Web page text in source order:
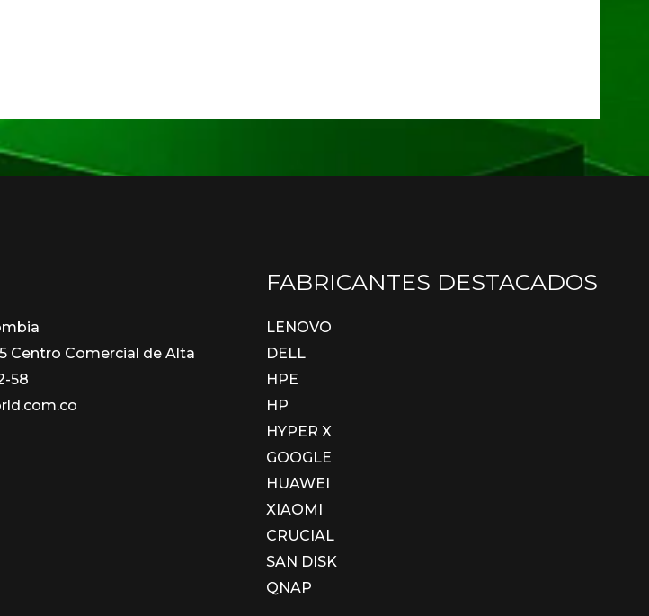
Centro Comercial de Alta
58
FABRICANTES DESTACADOS
LENOVO
DELL
HPE
HP
HYPER X
GOOGLE
HUAWEI
XIAOMI
CRUCIAL
SAN DISK
QNAP